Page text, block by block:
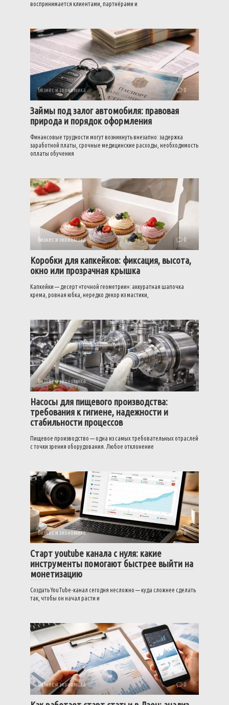
воспринимается клиентами, партнёрами и
Бизнес и экономика 0
Займы под залог автомобиля: правовая
природа и порядок оформления
Финансовые трудности могут возникнуть внезапно: задержка
заработной платы, срочные медицинские расходы, необходимость
оплаты обучения
Бизнес и экономика 0
Коробки для капкейков: фиксация, высота,
окно или прозрачная крышка
Капкейки — десерт «точной геометрии»: аккуратная шапочка
крема, ровная юбка, нередко декор из мастики,
Бизнес и экономика 0
Насосы для пищевого производства:
требования к гигиене, надежности и
стабильности процессов
Пищевое производство — одна из самых требовательных отраслей
с точки зрения оборудования. Любое отклонение
Бизнес и экономика 0
Старт youtube канала с нуля: какие
инструменты помогают быстрее выйти на
монетизацию
Создать YouTube-канал сегодня несложно — куда сложнее сделать
так, чтобы он начал расти и
Бизнес и экономика 0